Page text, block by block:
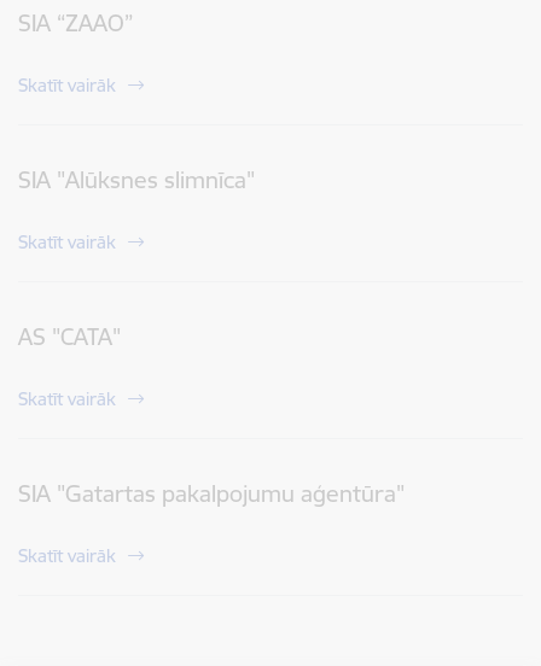
SIA “ZAAO”
Skatīt vairāk
SIA "Alūksnes slimnīca"
Skatīt vairāk
AS "CATA"
Skatīt vairāk
SIA "Gatartas pakalpojumu aģentūra"
Skatīt vairāk